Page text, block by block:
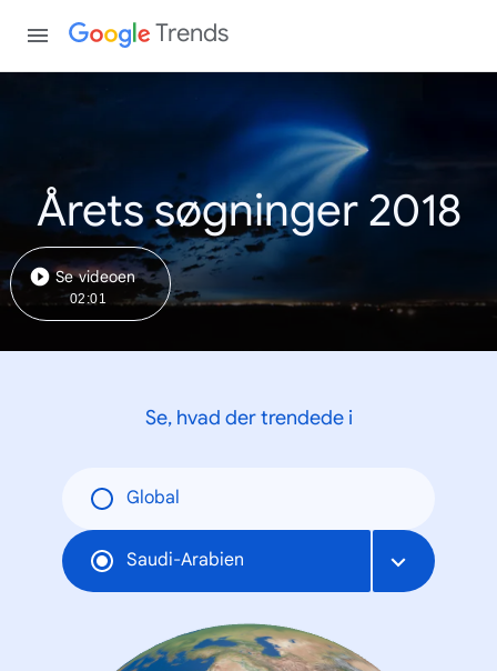
Trends
Årets søgninger 2018
Se videoen
02:01
Se, hvad der trendede i
Global
Saudi-Arabien